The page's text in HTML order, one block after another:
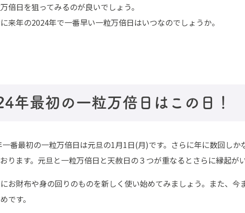
倍日を狙ってみるのが良いでしょう。
来年の2024年で一番早い一粒万倍日はいつなのでしょうか。
年最初の一粒万倍日はこの日！
番最初の一粒万倍日は元旦の1月1日(月)です。さらに年に数回し
ります。元旦と一粒万倍日と天赦日の３つが重なるとさらに縁起が
お財布や身の回りのものを新しく使い始めてみましょう。また、
です。